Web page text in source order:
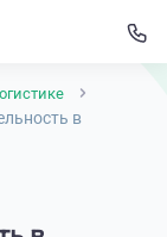
в